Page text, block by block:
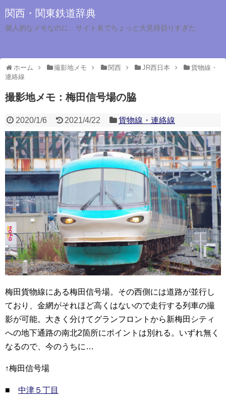
関西・関東鉄道辞典
個人的なメモなのに、サイト名でちょっと大見得切りすぎた
ホーム 撮影地メモ 関西 JR西日本
貨物線・
連絡線
撮影地メモ：梅田信号場の脇
2020/1/6 2021/4/22 貨物線・連絡線
梅田貨物線にある梅田信号場。その西側には道路が並行し
ており、金網がそれほど高くはないので走行する列車の撮
影が可能。大きく分けてグランフロントから新梅田シティ
への地下通路の南北2箇所にポイントは別れる。いずれ無く
なるので、今のうちに…
↑梅田信号場
■ 中津５丁目